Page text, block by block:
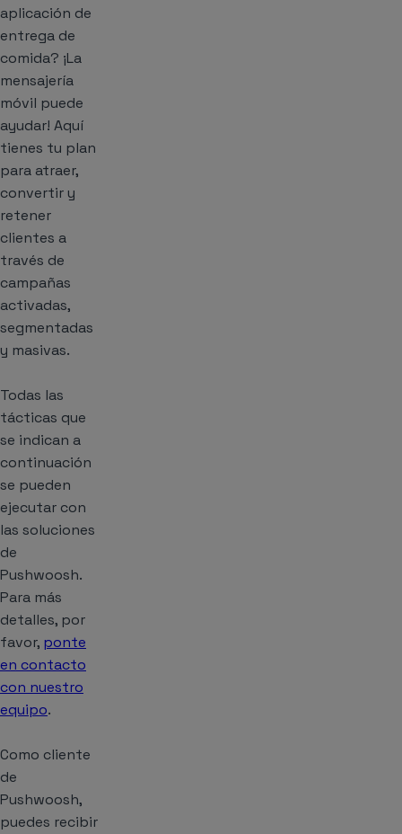
aplicación de
entrega de
comida? ¡La
mensajería
móvil puede
ayudar! Aquí
tienes tu plan
para atraer,
convertir y
retener
clientes a
través de
campañas
activadas,
segmentadas
y masivas.
Todas las
tácticas que
se indican a
continuación
se pueden
ejecutar con
las soluciones
de
Pushwoosh.
Para más
detalles, por
favor, ponte
en contacto
con nuestro
equipo.
Como cliente
de
Pushwoosh,
puedes recibir